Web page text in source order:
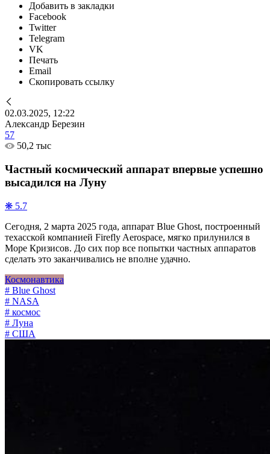
Добавить в закладки
Facebook
Twitter
Telegram
VK
Печать
Email
Скопировать ссылку
02.03.2025, 12:22
Александр Березин
57
50,2 тыс
Частный космический аппарат впервые успешно
высадился на Луну
❋ 5.7
Сегодня, 2 марта 2025 года, аппарат Blue Ghost, построенный
техасской компанией Firefly Aerospace, мягко прилунился в
Море Кризисов. До сих пор все попытки частных аппаратов
сделать это заканчивались не вполне удачно.
Космонавтика
# Blue Ghost
# NASA
# космос
# Луна
# США